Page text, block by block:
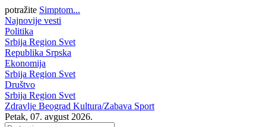
potražite Simptom...
Najnovije vesti
Politika
Srbija Region Svet
Republika Srpska
Ekonomija
Srbija Region Svet
Društvo
Srbija Region Svet
Zdravlje Beograd Kultura/Zabava Sport
Petak, 07. avgust 2026.